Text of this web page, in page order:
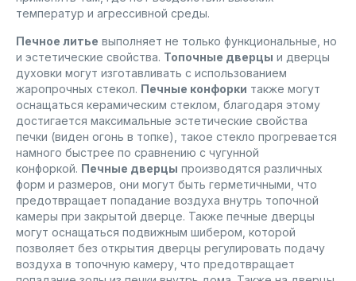
температур и агрессивной среды.
Печное литье выполняет не только функциональные, но
и эстетические свойства. Топочные дверцы и дверцы
духовки могут изготавливать с использованием
жаропрочных стекол. Печные конфорки также могут
оснащаться керамическим стеклом, благодаря этому
достигается максимальные эстетические свойства
печки (виден огонь в топке), такое стекло прогревается
намного быстрее по сравнению с чугунной
конфоркой. Печные дверцы производятся различных
форм и размеров, они могут быть герметичными, что
предотвращает попадание воздуха внутрь топочной
камеры при закрытой дверце. Также печные дверцы
могут оснащаться подвижным шибером, которой
позволяет без открытия дверцы регулировать подачу
воздуха в топочную камеру, что предотвращает